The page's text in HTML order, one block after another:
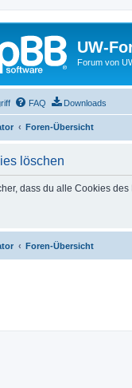
UW-
Forum von
FAQ Downloads
Foren-Übersicht
löschen
dass du alle Cookies
Foren-Übersicht